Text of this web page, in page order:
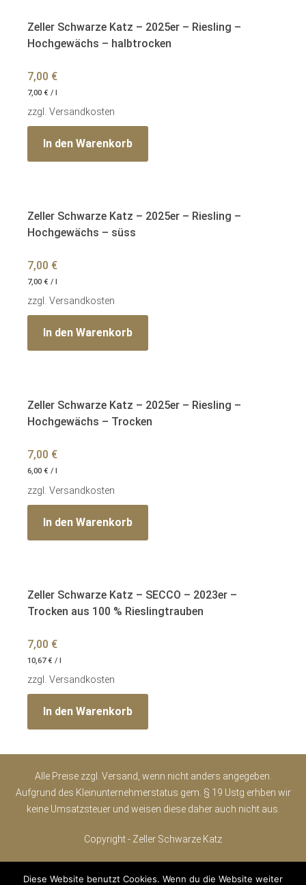
Zeller Schwarze Katz – 2025er – Riesling –
Hochgewächs – halbtrocken
7,00 €
7,00 € / l
zzgl. Versandkosten
In den Warenkorb
Zeller Schwarze Katz – 2025er – Riesling –
Hochgewächs – süss
7,00 €
7,00 € /
zzgl. Versandkosten
In den Warenkorb
Zeller Schwarze Katz – 2025er – Riesling –
Hochgewächs – Trocken
7,00 €
6,00 € /
zzgl. Versandkosten
In den Warenkorb
Zeller Schwarze Katz – SECCO – 2023er –
Trocken aus 100 % Rieslingtrauben
7,00 €
10,67€ / l
zzgl. Versandkosten
In den Warenkorb
Alle Preise zzgl. Versand, wenn nicht anders angegeben.
Aufgrund des Kleinunternehmerstatus gem. § 19 Ustg erhben wir
keine Umsatzsteuer und weisen diese daher auch nicht aus.
Copyright - Zeller Schwarze Katz
Diese Website benutzt Cookies. Wenn du die Website weiter